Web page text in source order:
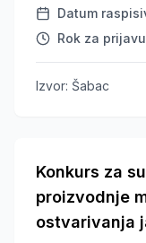
Datum
Rok za prijavu
Izvor: Šabac
Konkurs za
proizvodnje
ostvarivanja